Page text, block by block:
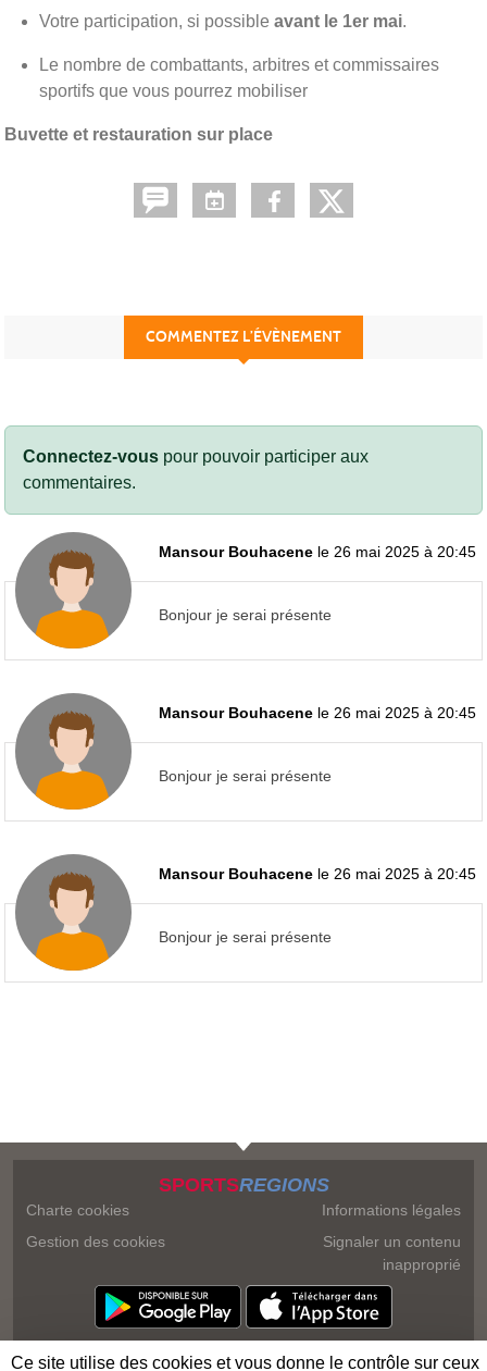
Votre participation, si possible avant le 1er mai.
Le nombre de combattants, arbitres et commissaires
sportifs que vous pourrez mobiliser
Buvette et restauration sur place
COMMENTEZ L’ÉVÈNEMENT
Connectez-vous pour pouvoir participer aux
commentaires.
Mansour Bouhacene le 26 mai 2025 à 20:45
Bonjour je serai présente
Mansour Bouhacene le 26 mai 2025 à 20:45
Bonjour je serai présente
Mansour Bouhacene le 26 mai 2025 à 20:45
Bonjour je serai présente
SPORTSREGIONS
Charte cookies
Gestion des cookies
Informations légales
Signaler un contenu
inapproprié
Ce site utilise des cookies et vous donne le contrôle sur ceux